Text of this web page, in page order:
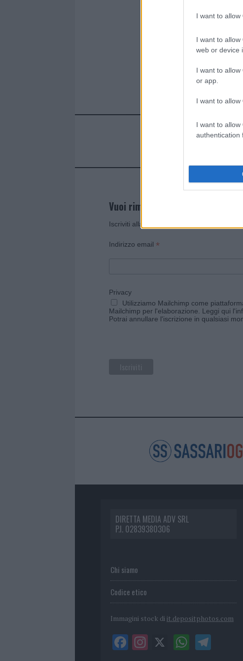
I want to allow
I want to
web or device
I want to
or app.
I want to allow
I want to
authentication
Vuoi rimanere sempre
Iscriviti alla newsletter di Gallura Oggi e
Indirizzo email *
Privacy
Utilizziamo Mailchimp come
Mailchimp per l'elaborazione. Leggi qui
Potrai annullare l'iscrizione in qualsiasi
DIRETTA MEDIA ADV SRL
P.I. 02839380306
Chi siamo
Codice etico
Immagini stock di it.depositphotos.com